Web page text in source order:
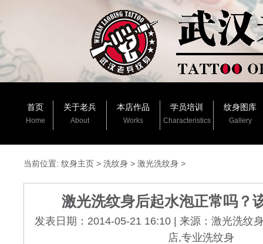
首页
Home
关于老兵
About
本店作品
Works
学员培训
Characteristics
纹身图库
Gallery
当前位置: 纹身主页 > 洗纹身 > 激光洗纹身 >
激光洗纹身后起水泡正常吗？
发表日期：2014-05-21 16:10 | 来源：激光洗纹
店,专业洗纹身